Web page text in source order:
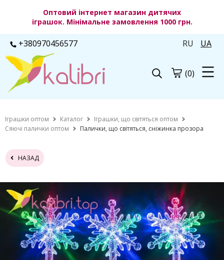
Оптовий інтернет магазин дитячих
іграшок. Мінімальне замовлення 1000 грн.
+380970456577 RU UA
(0)
Іграшки оптом Каталог
Іграшки, що світяться оптом
Сяючі палички оптом
Палички, що світяться, сніжинка прозора
НАЗАД